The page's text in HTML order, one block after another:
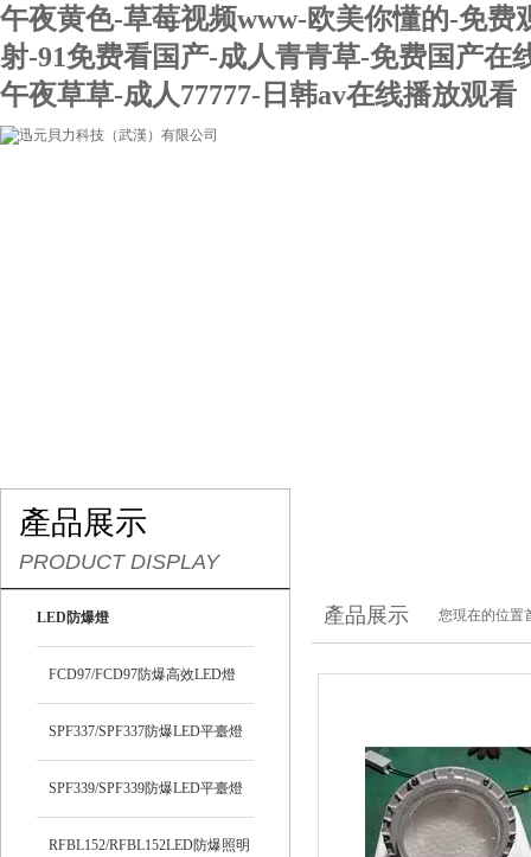
午夜黄色-草莓视频www-欧美你懂的-免
射-91免费看国产-成人青青草-免费国产
午夜草草-成人77777-日韩av在线播放观看
產品展示
PRODUCT DISPLAY
LED防爆燈
FCD97/FCD97防爆高效LED燈
SPF337/SPF337防爆LED平臺燈
SPF339/SPF339防爆LED平臺燈
RFBL152/RFBL152LED防爆照明
產品展示 您現在的位置